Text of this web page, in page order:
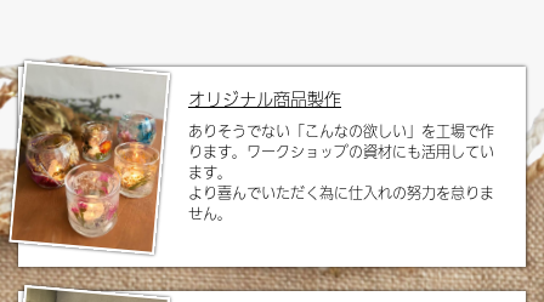
オリジナル商品製作
ありそうでない「こんなの欲しい」を工場で作
ります。ワークショップの資材にも活用してい
ます。
より喜んでいただく為に仕入れの努力を怠りま
せん。